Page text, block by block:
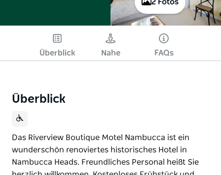
2 Fotos
Überblick Nahe FAQs
Überblick
Das Riverview Boutique Motel Nambucca ist ein
wunderschön renoviertes historisches Hotel in
Nambucca Heads. Freundliches Personal heißt Sie